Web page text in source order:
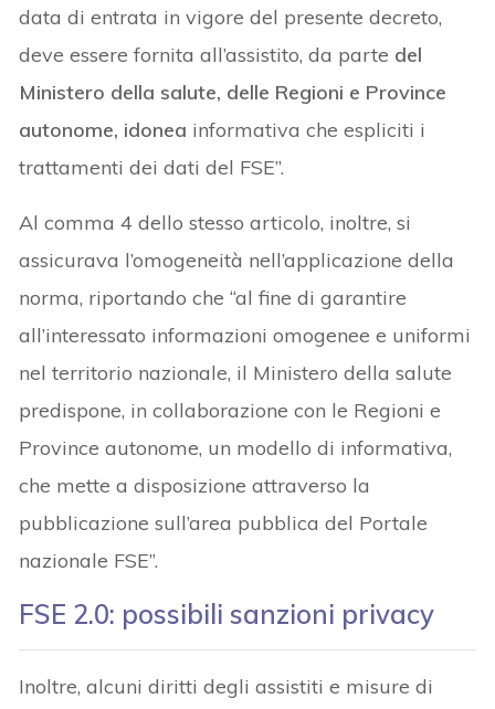
data di entrata in vigore del presente decreto,
deve essere fornita all’assistito, da parte del
Ministero della salute, delle Regioni e Province
autonome, idonea informativa che espliciti i
trattamenti dei dati del FSE”.
Al comma 4 dello stesso articolo, inoltre, si
assicurava l’omogeneità nell’applicazione della
norma, riportando che “al fine di garantire
all’interessato informazioni omogenee e uniformi
nel territorio nazionale, il Ministero della salute
predispone, in collaborazione con le Regioni e
Province autonome, un modello di informativa,
che mette a disposizione attraverso la
pubblicazione sull’area pubblica del Portale
nazionale FSE”.
FSE 2.0: possibili sanzioni privacy
Inoltre, alcuni diritti degli assistiti e misure di